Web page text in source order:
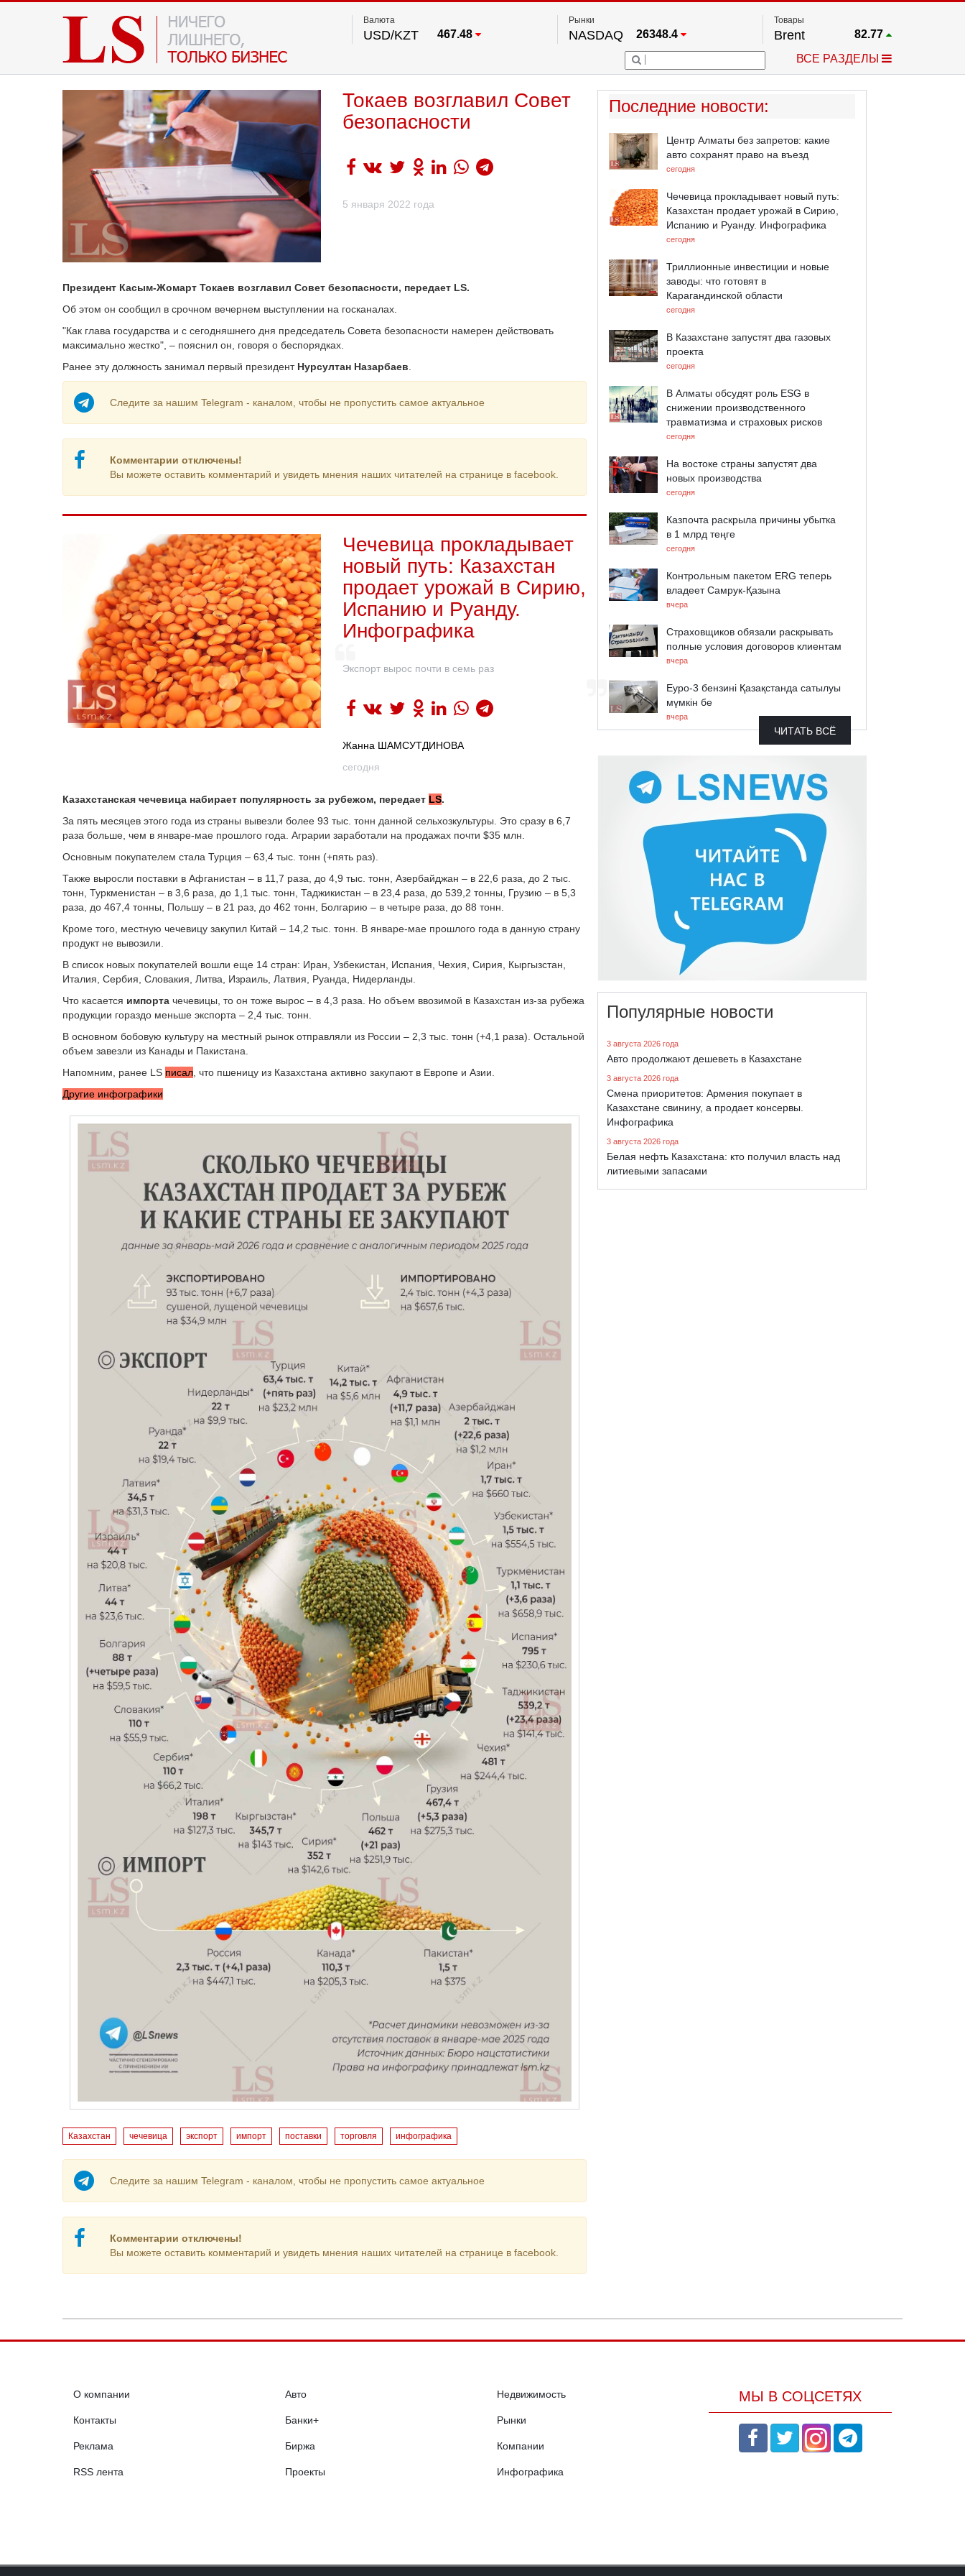
Валюта
USD/KZT 467.48
Рынки
NASDAQ 26348.4
FTSE 100 67.17
53885.1
S&P 500
24484.1
Товары
Brent 82.77
Платина
2.645
ВСЕ РАЗДЕЛЫ
Токаев возглавил Совет
безопасности
5 января 2022 года
Президент Касым-Жомарт Токаев возглавил Совет безопасности, передает LS.
Об этом он сообщил в срочном вечернем выступлении на госканалах.
"Как глава государства и с сегодняшнего дня председатель Совета безопасности намерен действовать
максимально жестко", – пояснил он, говоря о беспорядках.
Ранее эту должность занимал первый президент Нурсултан Назарбаев
Следите за нашим Telegram - каналом, чтобы не пропустить самое актуальное
Комментарии отключены!
Вы можете оставить комментарий и увидеть мнения наших читателей на странице в facebook.
Чечевица прокладывает
новый путь: Казахстан
продает урожай в Сирию,
Испанию и Руанду.
Инфографика
Экспорт вырос почти в семь раз
Жанна ШАМСУТДИНОВА
сегодня
Казахстанская чечевица набирает популярность за рубежом, передает LS.
За пять месяцев этого года из страны вывезли более 93 тыс. тонн данной сельхозкультуры. Это сразу в 6,7
раза больше, чем в январе-мае прошлого года. Аграрии заработали на продажах почти $35 млн.
Основным покупателем стала Турция – 63,4 тыс. тонн (+пять раз).
Также выросли поставки в Афганистан – в 11,7 раза, до 4,9 тыс. тонн, Азербайджан – в 22,6 раза, до 2 тыс.
тонн, Туркменистан – в 3,6 раза, до 1,1 тыс. тонн, Таджикистан – в 23,4 раза, до 539,2 тонны, Грузию – в 5,3
раза, до 467,4 тонны, Польшу – в 21 раз, до 462 тонн, Болгарию – в четыре раза, до 88 тонн.
Кроме того, местную чечевицу закупил Китай – 14,2 тыс. тонн. В январе-мае прошлого года в данную страну
продукт не вывозили.
В список новых покупателей вошли еще 14 стран: Иран, Узбекистан, Испания, Чехия, Сирия, Кыргызстан,
Италия, Сербия, Словакия, Литва, Израиль, Латвия, Руанда, Нидерланды.
Что касается импорта чечевицы, то он тоже вырос – в 4,3 раза. Но объем ввозимой в Казахстан из-за рубежа
продукции гораздо меньше экспорта – 2,4 тыс. тонн.
В основном бобовую культуру на местный рынок отправляли из России – 2,3 тыс. тонн (+4,1 раза). Остальной
объем завезли из Канады и Пакистана.
Напомним, ранее LS писал , что пшеницу из Казахстана активно закупают в Европе и Азии.
Другие инфографики
Казахстан чечевица экспорт импорт поставки торговля инфографика
Следите за нашим Telegram - каналом, чтобы не пропустить самое актуальное
Комментарии отключены!
Вы можете оставить комментарий и увидеть мнения наших читателей на странице в facebook.
Последние новости:
Центр Алматы без запретов: какие
авто сохранят право на въезд
сегодня
Чечевица прокладывает новый путь:
Казахстан продает урожай в Сирию,
Испанию и Руанду. Инфографика
сегодня
Триллионные инвестиции и новые
заводы: что готовят в
Карагандинской области
сегодня
В Казахстане запустят два газовых
проекта
сегодня
В Алматы обсудят роль ESG в
снижении производственного
травматизма и страховых рисков
сегодня
На востоке страны запустят два
новых производства
сегодня
Казпочта раскрыла причины убытка
в 1 млрд теңге
сегодня
Контрольным пакетом ERG теперь
владеет Самрук-Қазына
вчера
Страховщиков обязали раскрывать
полные условия договоров клиентам
вчера
Еуро-3 бензині Қазақстанда сатылуы
мүмкін бе
вчера
ЧИТАТЬ ВСЁ
Популярные новости
3 августа 2026 года
Авто продолжают дешеветь в Казахстане
3 августа 2026 года
Смена приоритетов: Армения покупает в
Казахстане свинину, а продает консервы.
Инфографика
3 августа 2026 года
Белая нефть Казахстана: кто получил власть над
литиевыми запасами
О компании
Контакты
Реклама
RSS лента
Авто
Банки+
Биржа
Проекты
Недвижимость
Рынки
Компании
Инфографика
МЫ В СОЦСЕТЯХ